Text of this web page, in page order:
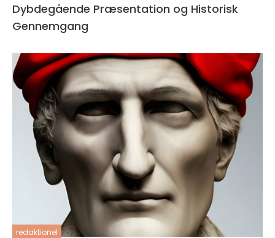
Dybdegående Præsentation og Historisk
Gennemgang
redaktionel